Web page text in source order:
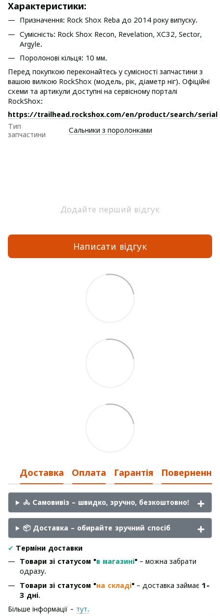
Характеристики:
Призначення: Rock Shox Reba до 2014 року випуску.
Сумісність: Rock Shox Recon, Revelation, XC32, Sector,
Argyle.
Поролонові кільця: 10 мм.
Перед покупкою переконайтесь у сумісності запчастини з
вашою вилкою RockShox (модель, рік, діаметр ніг). Офіційні
схеми та артикули доступні на сервісному порталі
RockShox:
https://trailhead.rockshox.com/en/product/search/serial
Тип
запчастини
Сальники з поролонками
Додайте перший відгук
Написати відгук
Доставка Оплата Гарантія Повернення
🚴 Самовивіз – швидко, зручно, безкоштовно!
📦 Доставка – обирайте зручний спосіб
✔ Терміни доставки
Товари зі статусом "в магазині" – можна забрати
одразу.
Товари зі статусом "на складі" – доставка займає 1-
3 дні.
Більше інформації - тут.